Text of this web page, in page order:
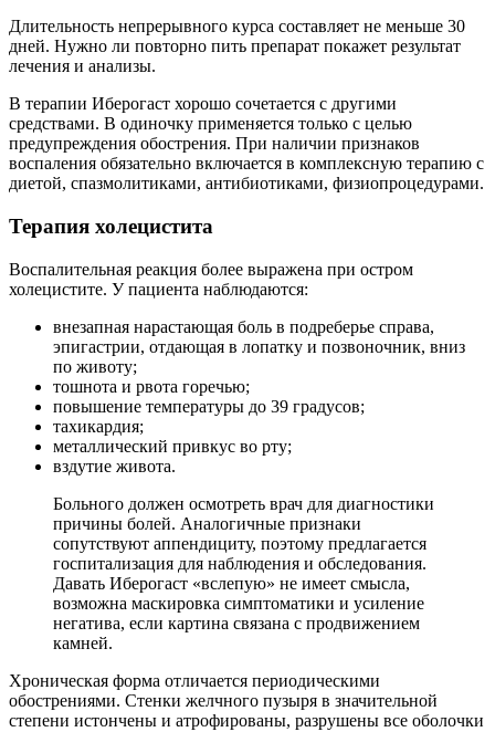
Длительность непрерывного курса составляет не меньше 30
дней. Нужно ли повторно пить препарат покажет результат
лечения и анализы.
В терапии Иберогаст хорошо сочетается с другими
средствами. В одиночку применяется только с целью
предупреждения обострения. При наличии признаков
воспаления обязательно включается в комплексную терапию с
диетой, спазмолитиками, антибиотиками, физиопроцедурами.
Терапия холецистита
Воспалительная реакция более выражена при остром
холецистите. У пациента наблюдаются:
внезапная нарастающая боль в подреберье справа,
эпигастрии, отдающая в лопатку и позвоночник, вниз
по животу;
тошнота и рвота горечью;
повышение температуры до 39 градусов;
тахикардия;
металлический привкус во рту;
вздутие живота.
Больного должен осмотреть врач для диагностики
причины болей. Аналогичные признаки
сопутствуют аппендициту, поэтому предлагается
госпитализация для наблюдения и обследования.
Давать Иберогаст «вслепую» не имеет смысла,
возможна маскировка симптоматики и усиление
негатива, если картина связана с продвижением
камней.
Хроническая форма отличается периодическими
обострениями. Стенки желчного пузыря в значительной
степени истончены и атрофированы, разрушены все оболочки